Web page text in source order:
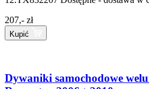
207,- zł
Kupić
Dywaniki samochodowe